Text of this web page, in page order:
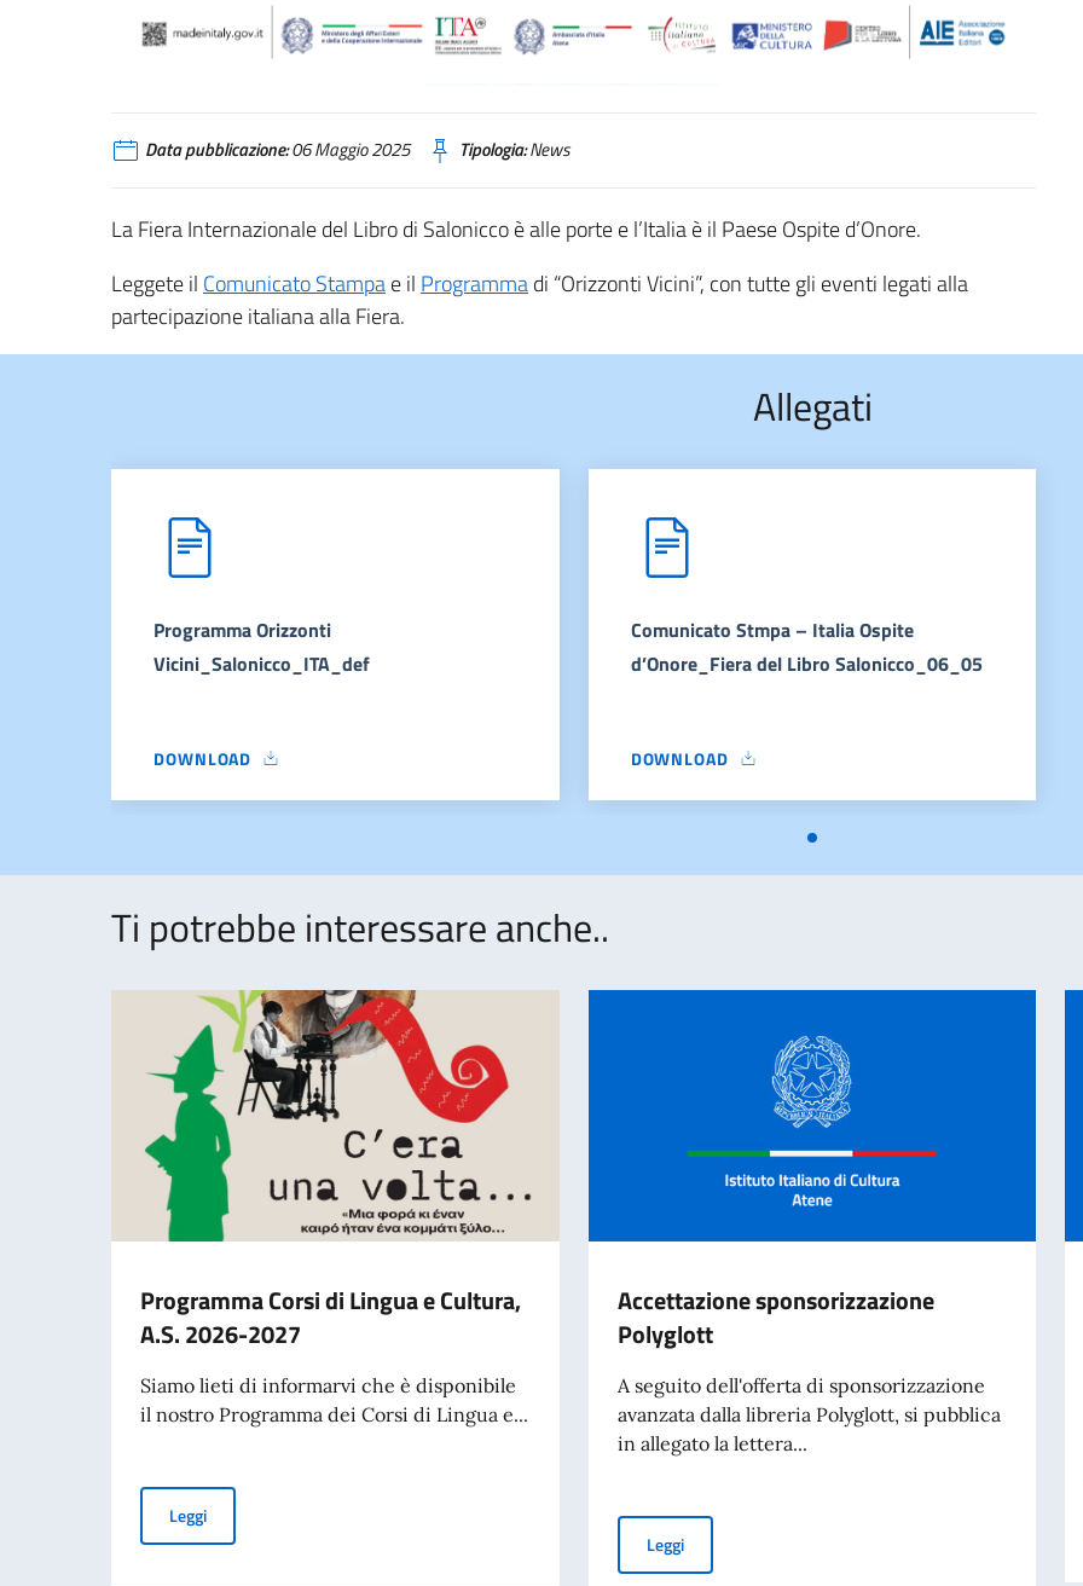
Data pubblicazione:06 Maggio 2025 Tipologia:News
La Fiera Internazionale del Libro di Salonicco è alle porte e l’Italia è il Paese Ospite d’Onore.
Leggete il Comunicato Stampae il Programmadi “Orizzonti Vicini”, con tutte gli eventi legati alla
partecipazione italiana alla Fiera.
Allegati
Programma Orizzonti
Vicini_Salonicco_ITA_def
DOWNLOAD
PROGRAMMA ORIZZONTI VICINI_SALONICCO_ITA_DEF
Comunicato Stmpa – Italia Ospite
d’Onore_Fiera del Libro Salonicco_06_05
DOWNLOAD
COMUNICATO STMPA – ITALIA OSPITE
Ti potrebbe interessare anche..
Programma Corsi di Lingua e Cultura,
A.S. 2026-2027
Siamo lieti di informarvi che è disponibile
il nostro Programma dei Corsi di Lingua e...
LeggiProgramma Corsi di Lingua e Cultura, A.S. 2026-2027
Accettazione sponsorizzazione
Polyglott
A seguito dell'offerta di sponsorizzazione
avanzata dalla libreria Polyglott, si pubblica
in allegato la lettera...
LeggiAccettazione sponsorizzazione Polyglott